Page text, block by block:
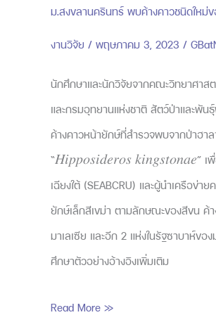
ม.สงขลานครินทร์ พบค้างคาวชนิดใหม่ข
งานวิจัย / พฤษภาคม 3, 2023 /
นักศึกษาและนักวิจัยจากคณะวิทยาศา
และกรมอุทยานแห่งชาติ สัตว์ป่าและพั
ค้างคาวหน้ายักษ์ที่สำรวจพบจากป่าฮาล
“𝐻𝑖𝑝𝑝𝑜𝑠𝑖𝑑𝑒𝑟𝑜𝑠 𝑘𝑖𝑛𝑔𝑠𝑡𝑜𝑛𝑎𝑒” เพื่
เฉียงใต้ (SEABCRU) และผู้นำเครือข่
ยักษ์เล็กสีเขม่า ตามลักษณะของสีขน ค้
มาเลเซีย และอีก 2 แห่งในรัฐซาบาห์ขอ
ศึกษาตัวอย่างอ้างอิงเพิ่มเติม
Read More »